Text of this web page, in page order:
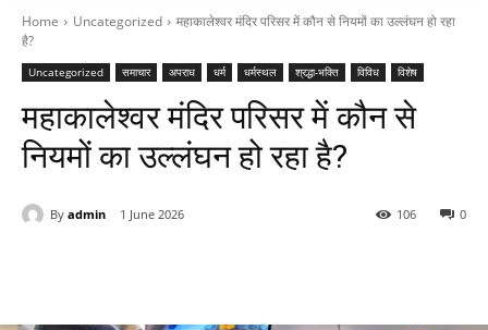
Home Uncategorized
महाकालेश्वर मंदिर परिसर में कौन से नियमों का उल्लंघन हो रहा
है?
Uncategorized समाचार अपराध धर्म धर्मस्थल श्रद्धा-भक्ति विविध विशेष
महाकालेश्वर मंदिर परिसर में कौन से
नियमों का उल्लंघन हो रहा है?
By admin 1 June 2026 0
106